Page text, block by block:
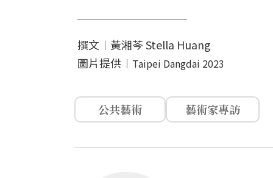
撰文︱黃湘芩 Stella Huang
圖片提供︱ Taipei Dangdai 2023
公共藝術 藝術家專訪